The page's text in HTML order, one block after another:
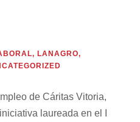
, LANAGRO,
de Cáritas Vitoria,
laureada en el I